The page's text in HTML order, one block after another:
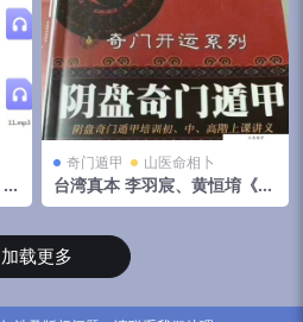
奇门遁甲 山医命相卜
台湾真本 李羽宸、黄恒堉《阴
盘奇门遁甲培训初 中 高阶上
加载更多